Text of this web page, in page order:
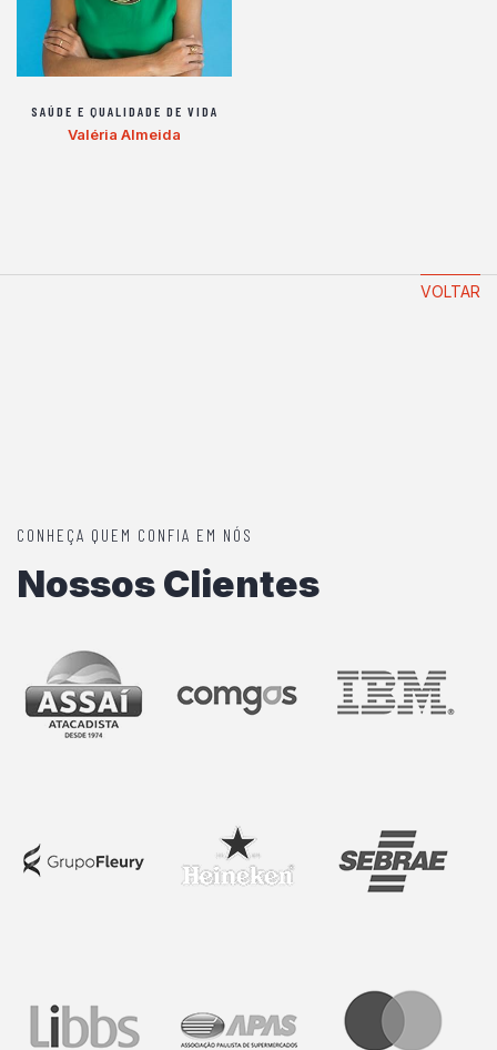
SAÚDE E QUALIDADE DE VIDA
Valéria Almeida
VOLTAR
CONHEÇA QUEM CONFIA EM NÓS
Nossos Clientes